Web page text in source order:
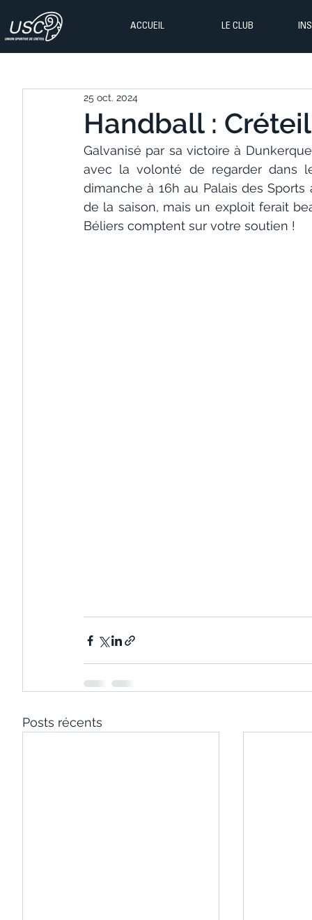
ACCUEIL LE CLUB
Handball :
25 oct. 2024
Galvanisé par sa victoire à
avec la volonté de regarder dans
dimanche à 16h au Palais des
de la saison, mais un exploit ferait
Béliers comptent sur votre soutien !
Posts récents